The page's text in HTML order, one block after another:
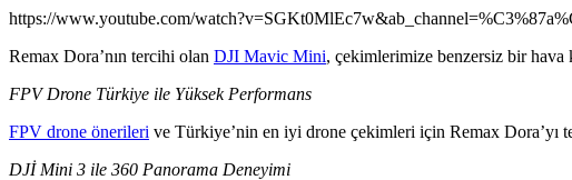
https://www.youtube.com/
Remax Dora’nın tercihi olan DJI Mavic Mini, çekimlerimize benzersiz bir hava
FPV Drone Türkiye ile Yüksek Performans
FPV drone önerileri ve Türkiye’nin en iyi drone çekimleri için Remax Dora’yı
DJİ Mini 3 ile 360 Panorama Deneyimi